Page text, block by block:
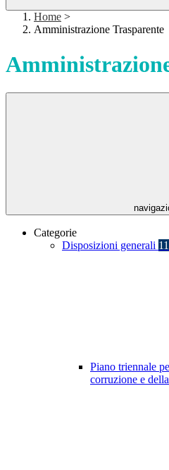
Home >
Amministrazione Trasparente
Categorie
Disposizioni generali
Piano triennale
corruzione e